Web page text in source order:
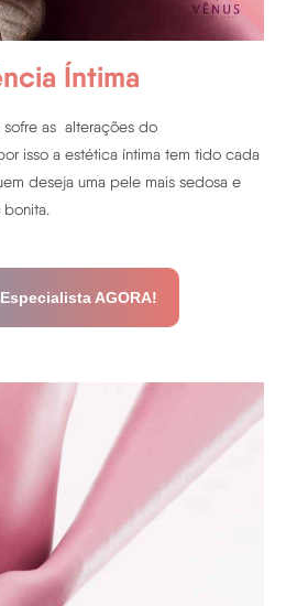
Íntima
as alterações do
isso a estética íntima tem tido cada
deseja uma pele mais sedosa e
bonita.
AGORA!